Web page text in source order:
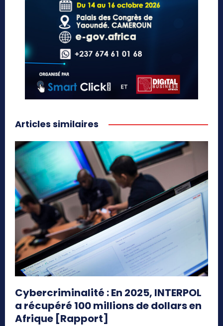
Articles similaires
Cybercriminalité : En 2025, INTERPOL
a récupéré 100 millions de dollars en
Afrique [Rapport]